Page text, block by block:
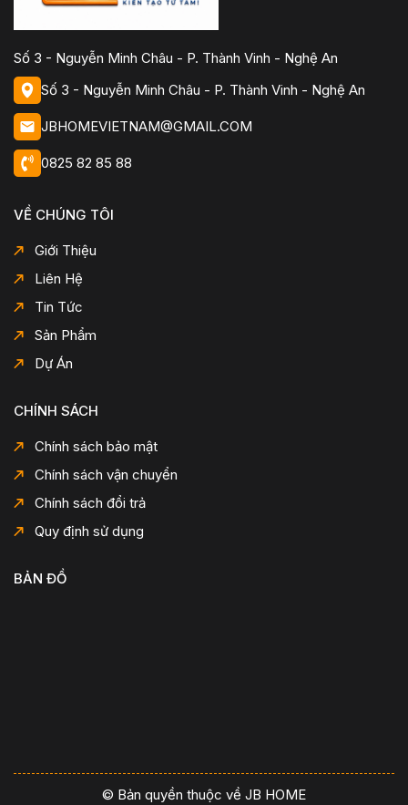
Số 3 - Nguyễn Minh Châu - P. Thành Vinh - Nghệ An
Số 3 - Nguyễn Minh Châu - P. Thành Vinh - Nghệ An
JBHOMEVIETNAM@GMAIL.COM
0825 82 85 88
VỀ CHÚNG TÔI
Giới Thiệu
Liên Hệ
Tin Tức
Sản Phẩm
Dự Án
CHÍNH SÁCH
Chính sách bảo mật
Chính sách vận chuyển
Chính sách đổi trả
Quy định sử dụng
BẢN ĐỒ
© Bản quyền thuộc về JB HOME